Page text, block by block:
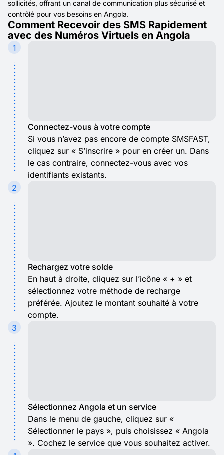
sollicités, offrant un canal de communication plus sécurisé et
contrôlé pour vos besoins en Angola.
Comment Recevoir des SMS Rapidement
avec des Numéros Virtuels en Angola
1
Connectez-vous à votre compte
Si vous n’avez pas encore de compte SMSFAST,
cliquez sur « S’inscrire » pour en créer un. Dans
le cas contraire, connectez-vous avec vos
identifiants existants.
2
Rechargez votre solde
En haut à droite, cliquez sur l’icône « + » et
sélectionnez votre méthode de recharge
préférée. Ajoutez le montant souhaité à votre
compte.
3
Sélectionnez Angola et un service
Dans le menu de gauche, cliquez sur «
Sélectionner le pays », puis choisissez « Angola
». Cochez le service que vous souhaitez activer.